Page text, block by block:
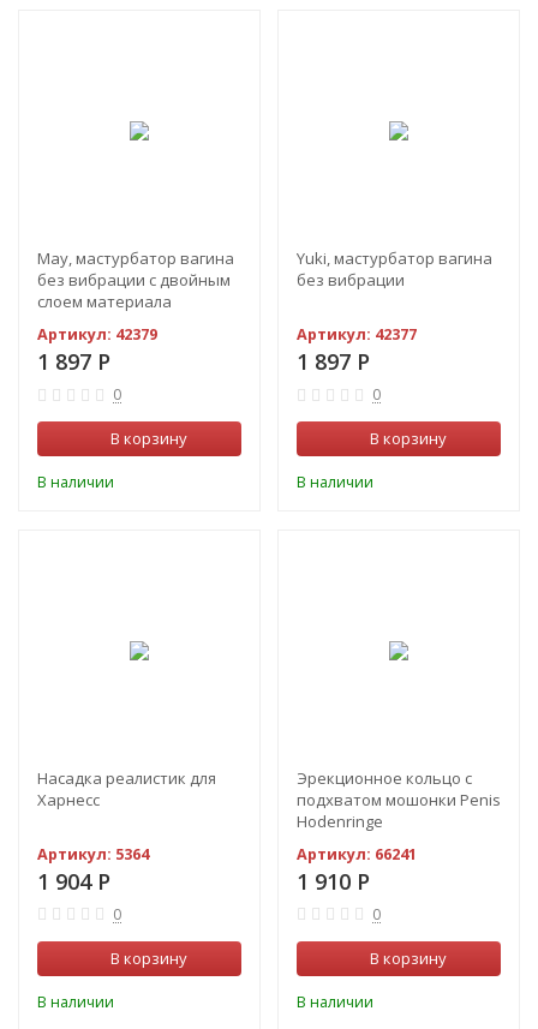
May, мастурбатор вагина
без вибрации с двойным
слоем материала
Артикул: 42379
1 897 Р
0
В корзину
В наличии
Yuki, мастурбатор вагина
без вибрации
Артикул: 42377
1 897 Р
0
В корзину
В наличии
Насадка реалистик для
Харнесс
Артикул: 5364
1 904 Р
0
В корзину
В наличии
Эрекционное кольцо с
подхватом мошонки Penis
Hodenringe
Артикул: 66241
1 910 Р
0
В корзину
В наличии